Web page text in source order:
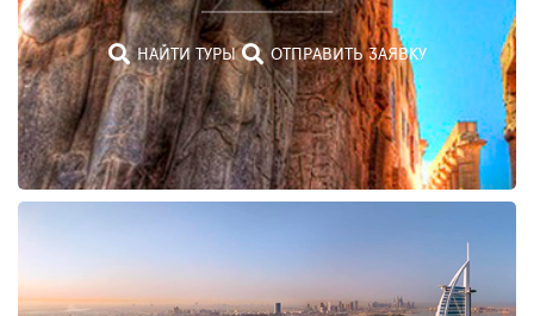
НАЙТИ ТУРЫ ОТПРАВИТЬ ЗАЯВКУ
НАЙТИ
ТУРЫ
ОТПРАВИТЬ
ЗАЯВКУ